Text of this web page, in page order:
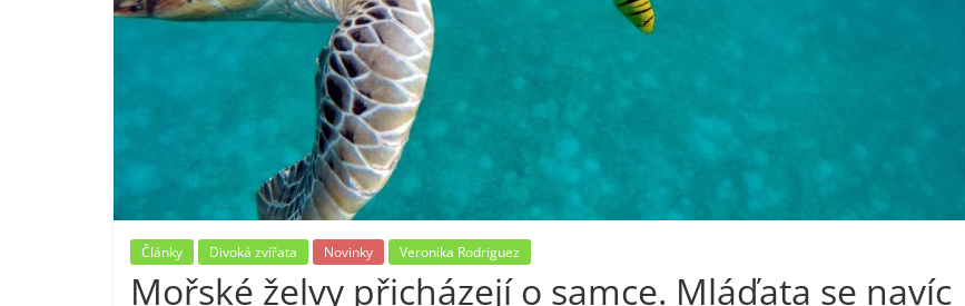
Články Divoká zvířata Novinky Veronika Rodriguez
Mořské želvy přicházejí o samce. Mláďata se navíc